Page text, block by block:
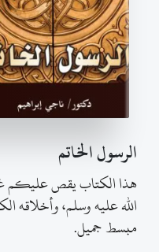
الرسول الخاتم
هذا الكتاب يقص عليكم
الله عليه وسلم، وأخلاقه
مبسط جميل.